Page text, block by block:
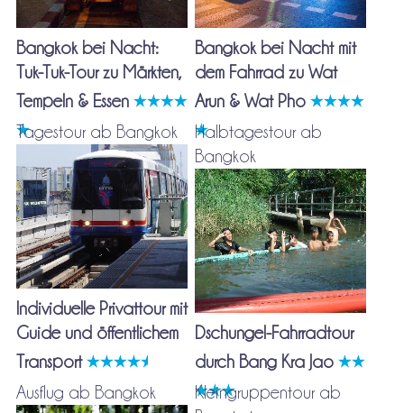
Bangkok bei Nacht:
Tuk-Tuk-Tour zu Märkten,
Tempeln & Essen
Bangkok bei Nacht mit
dem Fahrrad zu Wat
Arun & Wat Pho
Tagestour ab Bangkok
Individuelle Privattour mit
Guide und öffentlichem
Transport
Halbtagestour ab
Bangkok
Dschungel-Fahrradtour
durch Bang Kra Jao
Ausflug ab Bangkok
Kleingruppentour ab